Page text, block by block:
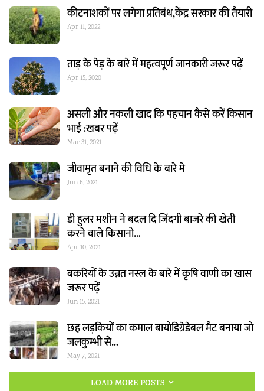
कीटनाशकों पर लगेगा प्रतिबंध,केंद्र सरकार की तैयारी
Apr 11, 2022
ताड़ के पेड़ के बारे में महत्वपूर्ण जानकारी जरूर पढ़ें
Apr 15, 2020
असली और नकली खाद कि पहचान कैसे करें किसान
भाई :खबर पढ़ें
Mar 31, 2021
जीवामृत बनाने की विधि के बारे मे
Jun 6, 2021
डी हुलर मशीन ने बदल दि जिंदगी बाजरे की खेती
करने वाले किसानो…
Apr 10, 2021
बकरियों के उन्नत नस्ल के बारे में कृषि वाणी का खास
जरूर पढ़ें
Jun 15, 2021
छह लड़कियों का कमाल बायोडिग्रेडेबल मैट बनाया जो
जलकुम्भी से…
May 7, 2021
LOAD MORE POSTS